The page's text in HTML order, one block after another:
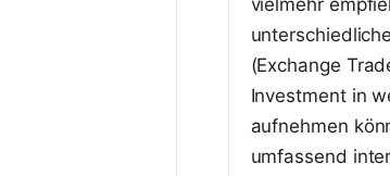
(Exchange
Investment in
aufnehmen
umfassend